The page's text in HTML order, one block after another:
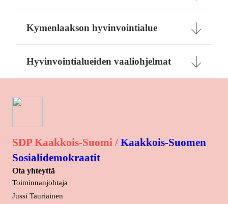
Kymenlaakson hyvinvointialue
Hyvinvointialueiden vaaliohjelmat
SDP Kaakkois-Suomi / Kaakkois-Suomen
Sosialidemokraatit
Ota yhteyttä
Toiminnanjohtaja
Jussi Tauriainen